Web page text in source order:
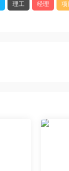
理工 经理 项